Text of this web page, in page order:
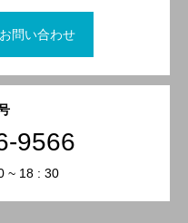
問い合わせ
9566
~ 18 : 30